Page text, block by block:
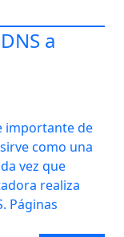
a
importante de
como una
vez que
realiza
Páginas